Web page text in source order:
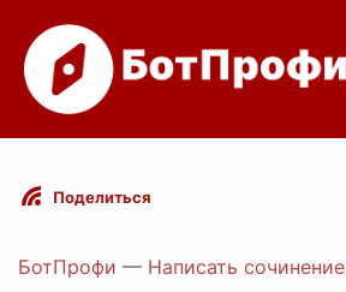
Режимы бота
Цены
Поделиться
БотПрофи — Написать сочинение